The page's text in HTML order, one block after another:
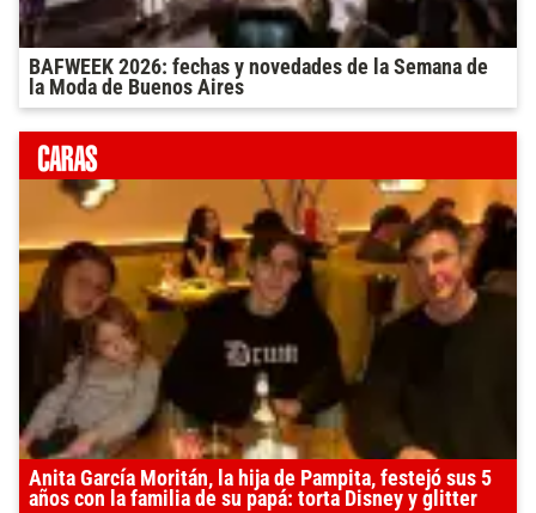
BAFWEEK 2026: fechas y novedades de la Semana de
la Moda de Buenos Aires
Anita García Moritán, la hija de Pampita, festejó sus 5
años con la familia de su papá: torta Disney y glitter